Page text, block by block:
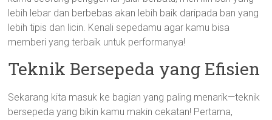
lebih lebar dan berbebas akan lebih baik daripada ban yang
lebih tipis dan licin. Kenali sepedamu agar kamu bisa
memberi yang terbaik untuk performanya!
Teknik Bersepeda yang Efisien
Sekarang kita masuk ke bagian yang paling menarik—teknik
bersepeda yang bikin kamu makin cekatan! Pertama,